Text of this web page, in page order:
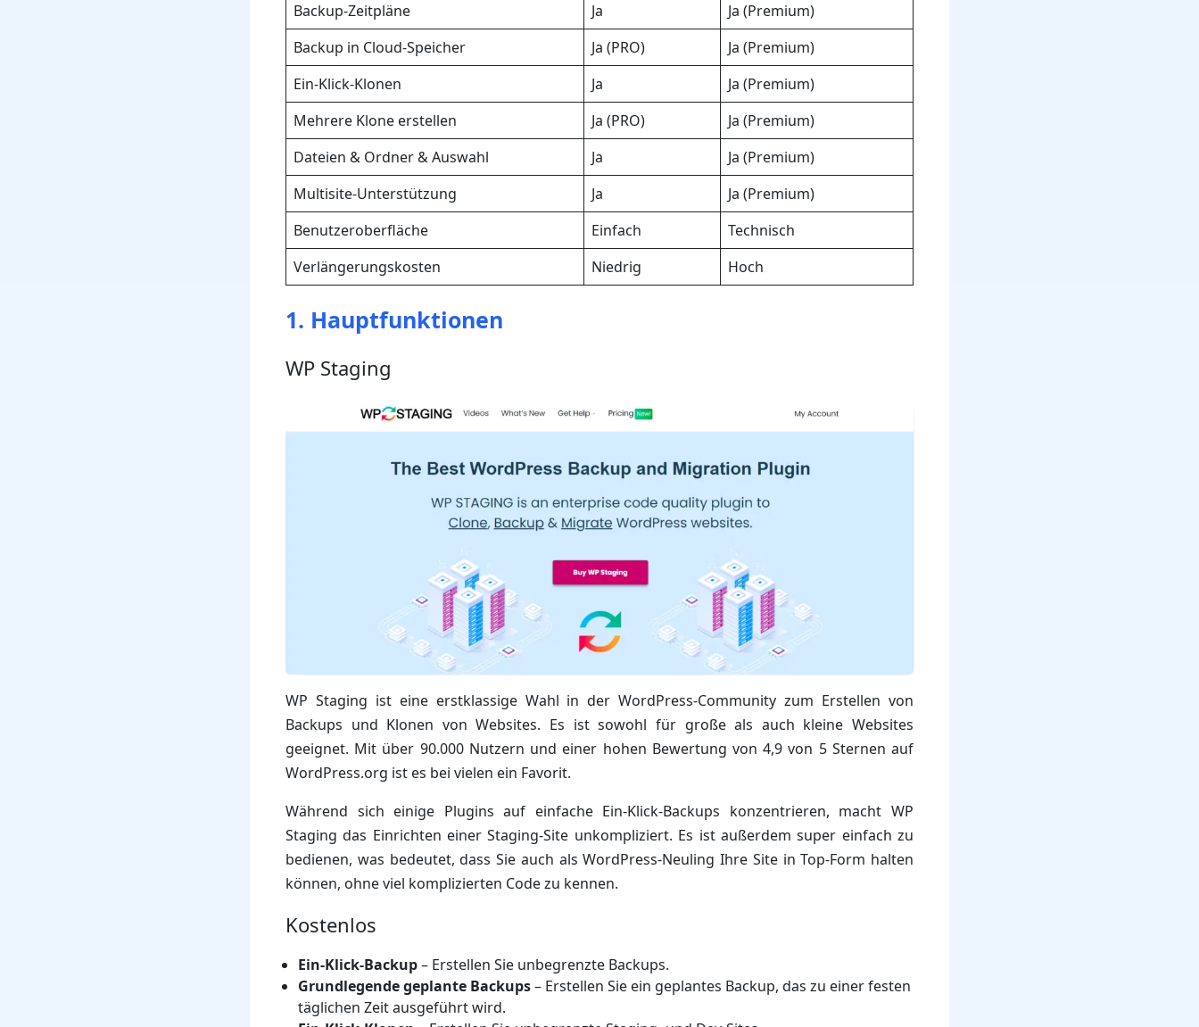
Backup-Zeitpläne
Ja
Ja (Premium)
Backup in Cloud-Speicher
Ja (PRO)
Ja (Premium)
Ein-Klick-Klonen
Ja
Ja (Premium)
Mehrere Klone erstellen
Ja (PRO)
Ja (Premium)
Dateien & Ordner & Auswahl
Ja
Ja (Premium)
Multisite-Unterstützung
Ja
Ja (Premium)
Benutzeroberfläche
Einfach
Technisch
Verlängerungskosten
Niedrig Hoch
1. Hauptfunktionen
WP Staging
WP Staging ist eine erstklassige Wahl in der WordPress-Community zum Erstellen von
Backups und Klonen von Websites. Es ist sowohl für große als auch kleine Websites
geeignet. Mit über 90.000 Nutzern und einer hohen Bewertung von 4,9 von 5 Sternen auf
WordPress.org ist es bei vielen ein Favorit.
Während sich einige Plugins auf einfache Ein-Klick-Backups konzentrieren, macht WP
Staging das Einrichten einer Staging-Site unkompliziert. Es ist außerdem super einfach zu
bedienen, was bedeutet, dass Sie auch als WordPress-Neuling Ihre Site in Top-Form halten
können, ohne viel komplizierten Code zu kennen.
Kostenlos
Ein-Klick-Backup– Erstellen Sie unbegrenzte Backups.
Grundlegende geplante Backups– Erstellen Sie ein geplantes Backup, das zu einer festen
täglichen Zeit ausgeführt wird.